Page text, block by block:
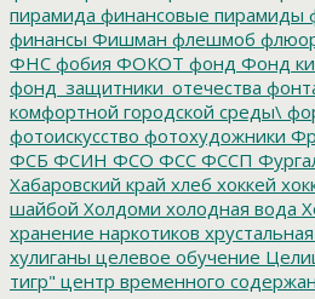
пирамида финансовые пирамиды
финансы Фишман флешмоб
ФНС фобия ФОКОТ фонд Фонд
фонд_защитники_отечества
комфортной городской среды\
фотоискусство фотохудожники
ФСБ ФСИН ФСО ФСС ФССП
Хабаровский край хлеб хоккей
шайбой Холдоми холодная вода
хранение наркотиков
хулиганы целевое обучение
тигр" центр временного